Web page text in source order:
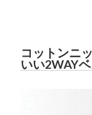
コットンニ
いい2WAY